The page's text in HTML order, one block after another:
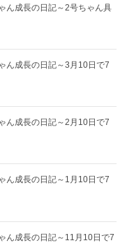
ん成長の日記～2号ちゃん具
ん成長の日記～3月10日で7
ん成長の日記～2月10日で7
ん成長の日記～1月10日で7
ん成長の日記～11月10日で7